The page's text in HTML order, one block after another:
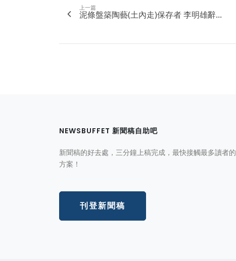
上一篇
泥條盤築陶藝(土內走)保存者 李明雄辭...
NEWSBUFFET 新聞稿自助吧
新聞稿的好去處，三分鐘上稿完成，最快接觸最多讀者的
方案！
刊登新聞稿